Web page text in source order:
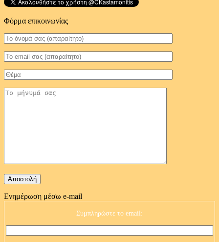
Φόρμα επικοινωνίας
Ενημέρωση μέσω e-mail
Συμπληρώστε το email: